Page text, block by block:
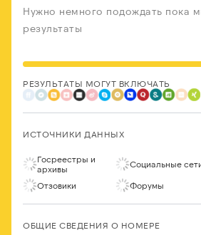
Нужно немного подождать пока
результаты
РЕЗУЛЬТАТЫ МОГУТ ВКЛЮЧАТЬ
ИСТОЧНИКИ ДАННЫХ
Госреестры и
архивы
Социальные
Отзовики Форумы
ОБЩИЕ СВЕДЕНИЯ О НОМЕРЕ